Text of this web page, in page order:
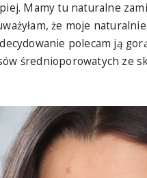
Mamy tu naturalne
że moje
polecam ją
średnioporowatych ze